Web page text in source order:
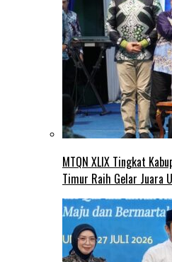
MTQN XLIX Tingkat
Timur Raih Gelar Juara